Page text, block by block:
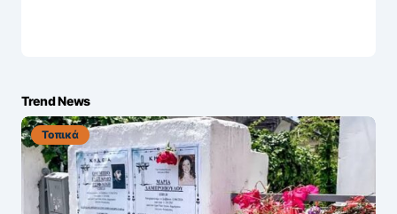
Trend News
Τοπικά